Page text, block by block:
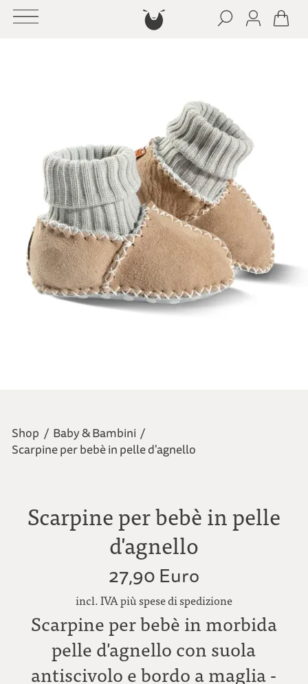
Shop / Baby & Bambini /
Scarpine per bebè in pelle d'agnello
Scarpine per bebè in pelle
d'agnello
27,90 Euro
incl. IVA più spese di spedizione
Scarpine per bebè in morbida
pelle d'agnello con suola
antiscivolo e bordo a maglia -